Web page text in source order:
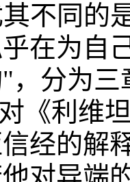
不同的
乎在为
，分为
《利维
经的解